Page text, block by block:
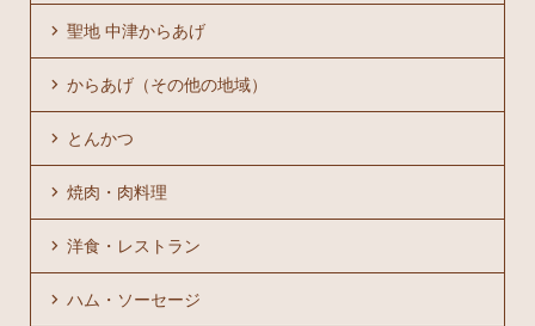
聖地 中津からあげ
からあげ（その他の地域）
とんかつ
焼肉・肉料理
洋食・レストラン
ハム・ソーセージ